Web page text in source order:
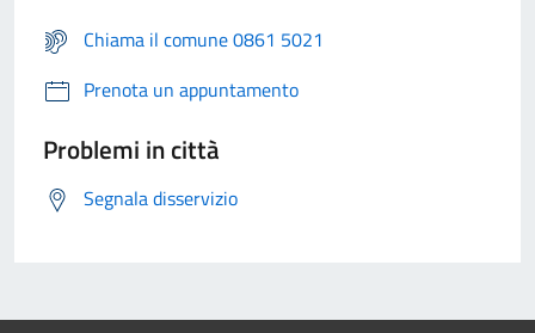
Chiama il comune 0861 5021
Prenota un appuntamento
Problemi in città
Segnala disservizio